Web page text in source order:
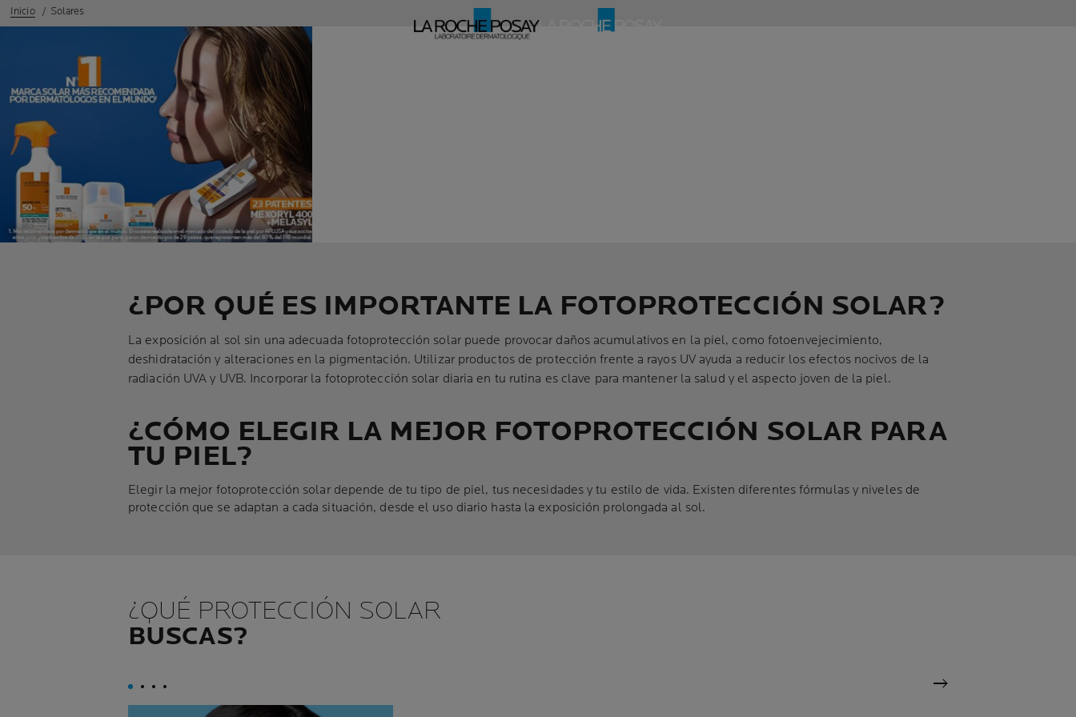
Inicio Solares
¿POR QUÉ ES IMPORTANTE LA FOTOPROTECCIÓN SOLAR?
La exposición al sol sin una adecuada fotoprotección solar puede provocar daños acumulativos en la piel, como fotoenvejecimiento,
deshidratación y alteraciones en la pigmentación. Utilizar productos de protección frente a rayos UV ayuda a reducir los efectos nocivos de la
radiación UVA y UVB. Incorporar la fotoprotección solar diaria en tu rutina es clave para mantener la salud y el aspecto joven de la piel.
¿CÓMO ELEGIR LA MEJOR FOTOPROTECCIÓN SOLAR PARA
TU PIEL?
Elegir la mejor fotoprotección solar depende de tu tipo de piel, tus necesidades y tu estilo de vida. Existen diferentes fórmulas y niveles de
protección que se adaptan a cada situación, desde el uso diario hasta la exposición prolongada al sol.
¿QUÉ PROTECCIÓN SOLAR
BUSCAS?
Siguiente